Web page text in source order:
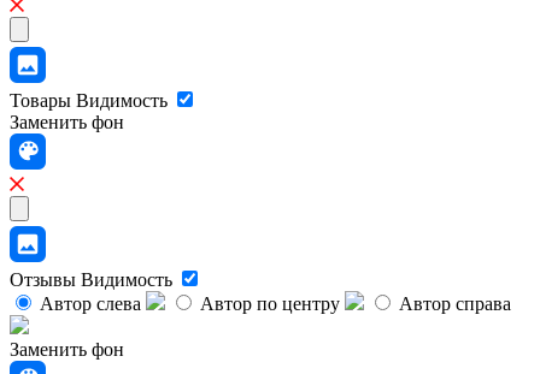
Товары Видимость
Заменить фон
Отзывы Видимость
Автор слева
Автор по центру Автор справа
Заменить фон